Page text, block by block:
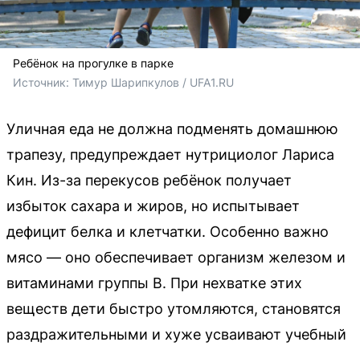
Ребёнок на прогулке в парке
Источник: Тимур Шарипкулов / UFA1.RU
Уличная еда не должна подменять домашнюю
трапезу, предупреждает нутрициолог Лариса
Кин. Из-за перекусов ребёнок получает
избыток сахара и жиров, но испытывает
дефицит белка и клетчатки. Особенно важно
мясо — оно обеспечивает организм железом и
витаминами группы B. При нехватке этих
веществ дети быстро утомляются, становятся
раздражительными и хуже усваивают учебный